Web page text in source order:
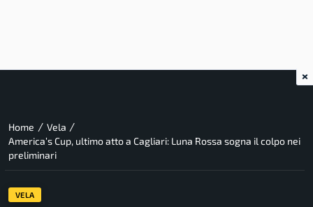
Home / Vela /
America’s Cup, ultimo atto a Cagliari: Luna Rossa sogna il colpo nei
preliminari
VELA
×